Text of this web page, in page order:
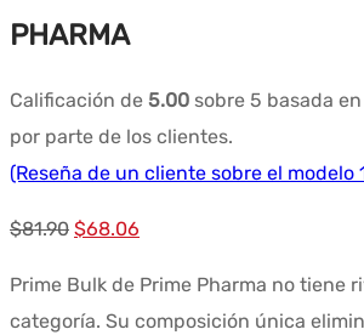
PHARMA
Calificación de 5.00 sobre 5 basada
por parte de los clientes.
(Reseña de un cliente sobre el modelo
$81.90 El
$68.06
Prime Bulk de Prime Pharma no tiene
categoría. Su composición única